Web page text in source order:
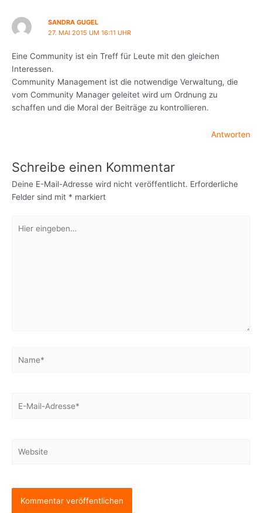
SANDRA GUGEL
27. MAI 2015 UM 16:11 UHR
Eine Community ist ein Treff für Leute mit den gleichen
Interessen.
Community Management ist die notwendige Verwaltung, die
vom Community Manager geleitet wird um Ordnung zu
schaffen und die Moral der Beiträge zu kontrollieren.
Antworten
Schreibe einen Kommentar
Deine E-Mail-Adresse wird nicht veröffentlicht. Erforderliche
Felder sind mit * markiert
eingeben…
Mail-